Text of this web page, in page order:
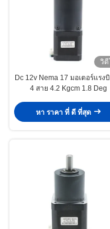
วิดี
Dc 12v Nema 17 มอเตอร์แรง
4 สาย 4.2 Kgcm 1.8 Deg
หา ราคา ที่ ดี ที่สุด